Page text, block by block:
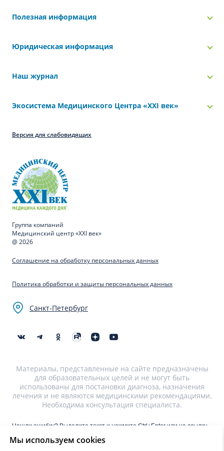
Полезная информация
Юридическая информация
Наш журнал
Экосистема Медицинского Центра «‎XXI век»
Версия для слабовидящих
Группа компаний
Медицинский центр «XXI век»
@ 2026
Соглашение на обработку персональных данных
Политика обработки и защиты персональных данных
Санкт-Петербург
Материалы, представленные на сайте предназначены
для образовательных целей и не могут быть
использованы для постановки диагноза, назначения
лечения и не являются медицинскими рекомендациями.
Необходима консультация специалиста.
Нашли ошибку? Выделите текст и нажмите Ctrl+Enter или на ссылку
Мы используем cookies